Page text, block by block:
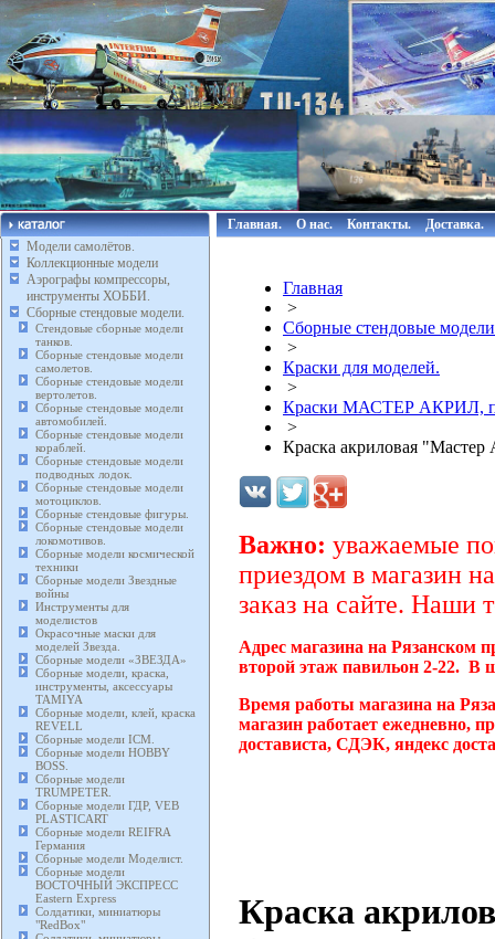
Модели самолётов.
Коллекционные модели
Аэрографы компрессоры,
инструменты ХОББИ.
Сборные стендовые модели.
Стендовые сборные модели
танков.
Сборные стендовые модели
самолетов.
Сборные стендовые модели
вертолетов.
Сборные стендовые модели
автомобилей.
Сборные стендовые модели
кораблей.
Сборные стендовые модели
подводных лодок.
Сборные стендовые модели
мотоциклов.
Сборные стендовые фигуры.
Сборные стендовые модели
локомотивов.
Сборные модели космической
техники
Сборные модели Звездные
войны
Инструменты для
моделистов
Окрасочные маски для
моделей Звезда.
Сборные модели «ЗВЕЗДА»
Сборные модели, краска,
инструменты, аксессуары
TAMIYA
Сборные модели, клей, краска
REVELL
Сборные модели ICM.
Сборные модели HOBBY
BOSS.
Сборные модели
TRUMPETER.
Сборные модели ГДР, VEB
PLASTICART
Сборные модели REIFRA
Германия
Сборные модели Моделист.
Сборные модели
ВОСТОЧНЫЙ ЭКСПРЕСС
Eastern Express
Солдатики, миниатюры
"RedBox"
Главная. О нас. Контакты. Доставка.
Главная
>
Сборные стендовые
>
Краски для моделей.
>
Краски МАСТЕР АКРИЛ,
>
Краска акриловая
Важно: уважаемые
приездом в магазин
заказ на сайте. Наши
Адрес магазина на Рязанском
второй этаж павильон 2-22. В
Время работы магазина на
магазин работает ежедневно,
достависта, СДЭК, яндекс
Краска